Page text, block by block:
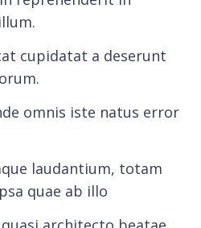
cupidatat a deserunt
omnis iste natus error
laudantium, totam
quae ab illo